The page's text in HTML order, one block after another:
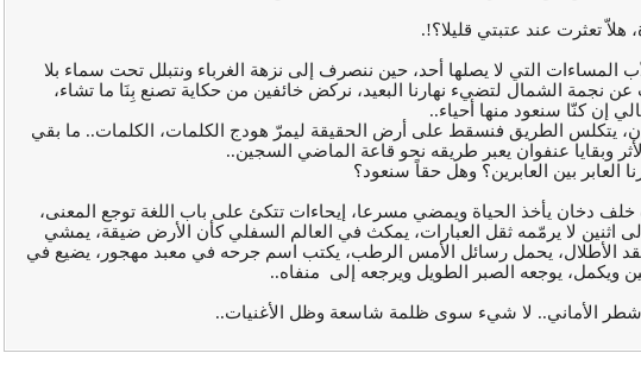
هلاّ تعثرت عند عتبتي قليلا؟!.
المساءات التي لا يصلها أحد، حين ننصرف إلى نزهة الغرباء ونتبلل تحت سماء بلا
نجمة الشمال لتضيء نهارنا البعيد، نركض خائفين من حكاية تصنع بِنَا ما تشاء،
إن كنّا سنعود منها أحياء..
يتكلس الطريق فنسقط على أرض الحقيقة ليمرّ هودج الكلمات، الكلمات.. ما بقي
وبقايا عنفوان يعبر طريقه نحو قاعة الماضي السجين..
العابر بين العابرين؟ وهل حقاً سنعود؟
دخان يأخذ الحياة ويمضي مسرعا، إيحاءات تتكئ على باب اللغة توجع المعنى،
اثنين لا يرمّمه ثقل العبارات، يمكث في العالم السفلي كأن الأرض ضيقة، يمشي
الأطلال، يحمل رسائل الأمس الرطب، يكتب اسم جرحه في معبد مهجور، يضيع في
ويكمل، يوجعه الصبر الطويل ويرجعه إلى منفاه..
شطر الأماني.. لا شيء سوى ظلمة شاسعة وظل الأغنيات..